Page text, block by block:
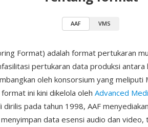
AAF VMS
Format) adalah format pertukaran
pertukaran data produksi
oleh konsorsium yang
ini kini dikelola oleh Advanced
dirilis pada tahun 1998, AAF
data esensi audio dan